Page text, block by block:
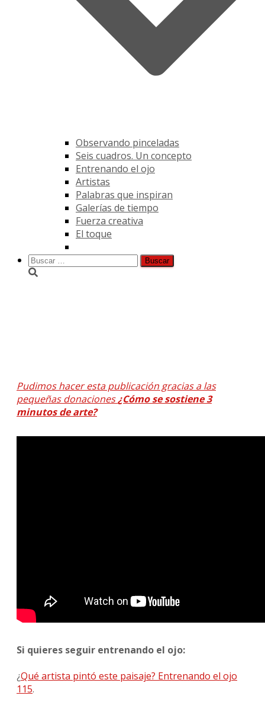
Observando pinceladas
Seis cuadros. Un concepto
Entrenando el ojo
Artistas
Palabras que inspiran
Galerías de tiempo
Fuerza creativa
El toque
Buscar:
Pudimos hacer esta publicación gracias a las
pequeñas donaciones¿Cómo se sostiene 3
minutos de arte?
Si quieres seguir entrenando el ojo:
¿Qué artista pintó este paisaje? Entrenando el ojo
115.